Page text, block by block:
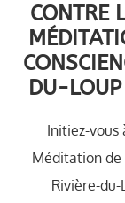
CONTRE
DU-LOUP
Initiez-vous
Méditation de
Rivière-du-